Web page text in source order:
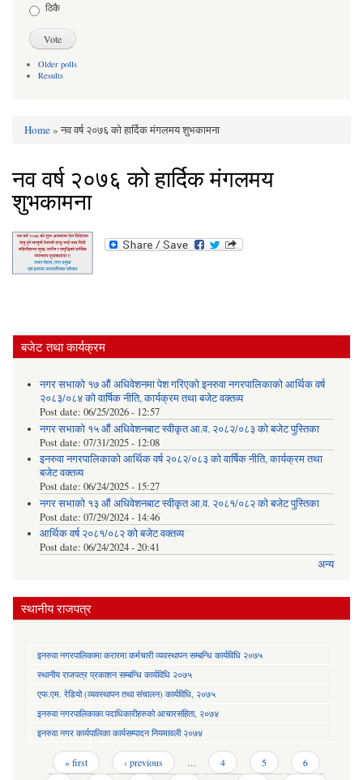
ठिकै
Older polls
Results
Home» नव वर्ष २०७६ को हार्दिक मंगलमय शुभकामना
नव वर्ष २०७६ को हार्दिक मंगलमय
शुभकामना
बजेट तथा कार्यक्रम
नगर सभाको १७ औं अधिवेशनमा पेश गरिएको इनरुवा नगरपालिकाको आर्थिक वर्ष
२०८३/०८४ को वार्षिक नीति, कार्यक्रम तथा बजेट वक्तव्य
Post date: 06/25/2026 - 12:57
नगर सभाको १५ औं अधिवेशनबाट स्वीकृत आ.व. २०८२/०८३ को बजेट पुस्तिका
Post date: 07/31/2025 - 12:08
इनरुवा नगरपालिकाको आर्थिक वर्ष २०८२/०८३ को वार्षिक नीति, कार्यक्रम तथा
बजेट वक्तव्य
Post date: 06/24/2025 - 15:27
नगर सभाको १३ औं अधिवेशनबाट स्वीकृत आ.व. २०८१/०८२ को बजेट पुस्तिका
Post date: 07/29/2024 - 14:46
आर्थिक वर्ष २०८१/०८२ को बजेट वक्तव्य
Post date: 06/24/2024 - 20:41
अन्य
स्थानीय राजपत्र
इनरुवा नगरपालिकामा करारमा कर्मचारी व्यवस्थापन सम्बन्धि कार्यविधि २०७५
स्थानीय राजपत्र प्रकाशन सम्बन्धि कार्यविधि २०७५
एफ.एम. रेडियो (व्यवस्थापन तथा संचालन) कार्यविधि, २०७५
इनरुवा नगरपालिकाका पदाधिकारीहरुको आचारसंहिता, २०७४
इनरुवा नगर कार्यपालिका कार्यसम्पादन नियमावली २०७४
Pages « first ‹ previous … 4 5
6